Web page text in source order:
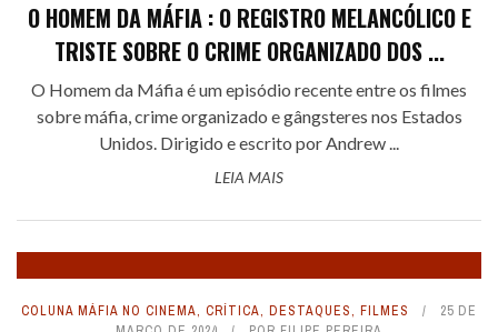
O HOMEM DA MÁFIA : O REGISTRO MELANCÓLICO E
TRISTE SOBRE O CRIME ORGANIZADO DOS ...
O Homem da Máfia é um episódio recente entre os filmes
sobre máfia, crime organizado e gângsteres nos Estados
Unidos. Dirigido e escrito por Andrew ...
LEIA MAIS
COLUNA MÁFIA NO CINEMA, CRÍTICA, DESTAQUES, FILMES
25 DE